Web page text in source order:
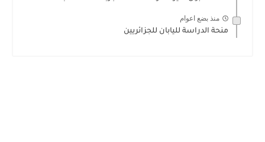
منذ بضع اعوام
منحة الدراسة لليابان للجزائريين